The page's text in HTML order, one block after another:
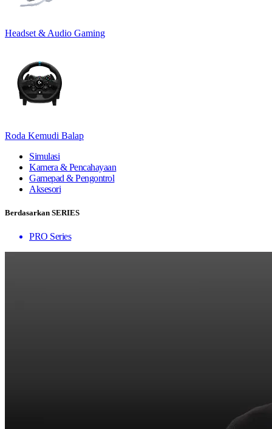
Headset & Audio Gaming
Roda Kemudi Balap
Simulasi
Kamera & Pencahayaan
Gamepad & Pengontrol
Aksesori
Berdasarkan SERIES
PRO Series